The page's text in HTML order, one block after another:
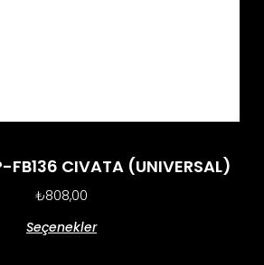
FB136 CIVATA (UNIVERSAL)
₺808,00
Seçenekler